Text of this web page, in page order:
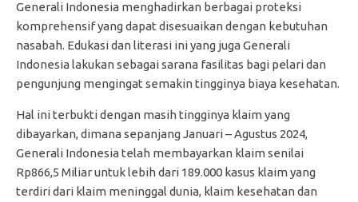
Generali Indonesia menghadirkan berbagai proteksi
komprehensif yang dapat disesuaikan dengan kebutuhan
nasabah. Edukasi dan literasi ini yang juga Generali
Indonesia lakukan sebagai sarana fasilitas bagi pelari dan
pengunjung mengingat semakin tingginya biaya kesehatan.
Hal ini terbukti dengan masih tingginya klaim yang
dibayarkan, dimanasepanjang Januari – Agustus 2024,
Generali Indonesia telah membayarkan klaim senilai
Rp866,5 Miliar untuk lebih dari 189.000 kasus klaim yang
terdiri dari klaim meninggal dunia, klaim kesehatan dan